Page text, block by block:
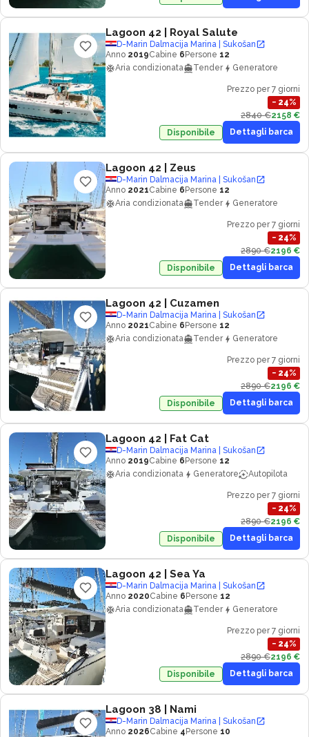
Lagoon 42 | Royal Salute
D-Marin Dalmacija Marina | Sukošan
Anno 2019Cabine 6 Persone 12
Aria condizionata
Tender Generatore
Prezzo per 7 giorni
− 24%
2840 €2158 €
Disponibile
Dettagli barca
Lagoon 42 | Zeus
D-Marin Dalmacija Marina | Sukošan
Anno 2021Cabine 6 Persone 12
Aria condizionata
Tender Generatore
Prezzo per 7 giorni
− 24%
2890 €2196 €
Disponibile
Dettagli barca
Lagoon 42 | Cuzamen
D-Marin Dalmacija Marina | Sukošan
Anno 2021Cabine 6 Persone 12
Aria condizionata
Tender Generatore
Prezzo per 7 giorni
− 24%
2890 €2196 €
Disponibile
Dettagli barca
Lagoon 42 | Fat Cat
D-Marin Dalmacija Marina | Sukošan
Anno 2019Cabine 6 Persone 12
Aria condizionata
Generatore Autopilota
Prezzo per 7 giorni
− 24%
2890 €2196 €
Disponibile
Dettagli barca
Lagoon 42 | Sea Ya
D-Marin Dalmacija Marina | Sukošan
Anno 2020Cabine 6 Persone 12
Aria condizionata
Tender Generatore
Prezzo per 7 giorni
− 24%
2890 €2196 €
Disponibile
Dettagli barca
Lagoon 38 | Nami
D-Marin Dalmacija Marina | Sukošan
Anno 2026Cabine 4 Persone 10